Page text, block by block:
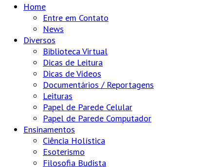
Home
Entre em Contato
News
Diversos
Biblioteca Virtual
Dicas de Leitura
Dicas de Vídeos
Documentários / Reportagens
Leituras
Papel de Parede Celular
Papel de Parede Computador
Ensinamentos
Ciência Holística
Esoterismo
Filosofia Budista